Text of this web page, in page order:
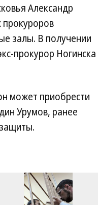
Александр
прокуроров
залы. В получении
прокурор Ногинска
может приобрести
Урумов, ранее